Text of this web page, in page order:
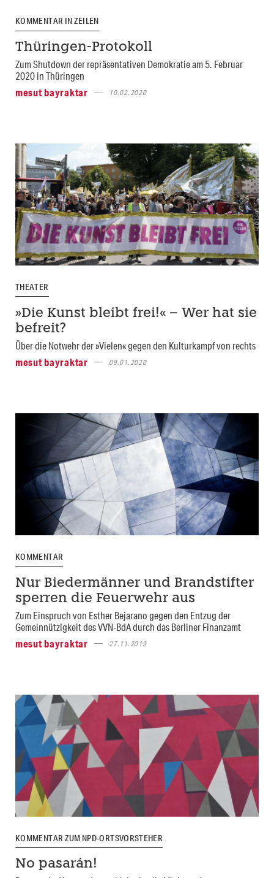
KOMMENTAR IN ZEILEN
Thüringen-Protokoll
Zum Shutdown der repräsentativen Demokratie am 5. Februar
2020 in Thüringen
mesut bayraktar
10.02.2020
THEATER
»Die Kunst bleibt frei!« – Wer hat sie
befreit?
Über die Notwehr der »Vielen« gegen den Kulturkampf von rechts
mesut bayraktar
09.01.2020
KOMMENTAR
Nur Biedermänner und Brandstifter
sperren die Feuerwehr aus
Zum Einspruch von Esther Bejarano gegen den Entzug der
Gemeinnützigkeit des VVN-BdA durch das Berliner Finanzamt
mesut bayraktar
27.11.2019
KOMMENTAR ZUM NPD-ORTSVORSTEHER
No pasarán!